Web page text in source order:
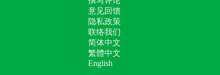
意见回馈
隐私政策
联络我们
简体中文
繁體中文
English